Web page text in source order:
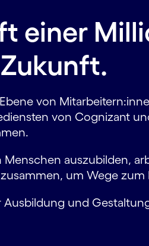
einer
von
von Cognizant
Menschen auszubilden,
um Wege
Ausbildung und